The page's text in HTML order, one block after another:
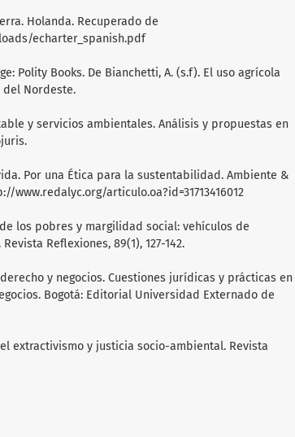
Holanda. Recuperado de
echarter_spanish.pdf
Polity Books. De Bianchetti, A. (s.f). El uso agrícola
del Nordeste.
y servicios ambientales. Análisis y propuestas en
Por una Ética para la sustentabilidad. Ambiente &
www.redalyc.org/articulo.oa?id=31713416012
los pobres y margilidad social: vehículos de
Reflexiones, 89(1), 127-142.
y negocios. Cuestiones jurídicas y prácticas en
Bogotá: Editorial Universidad Externado de
extractivismo y justicia socio-ambiental. Revista